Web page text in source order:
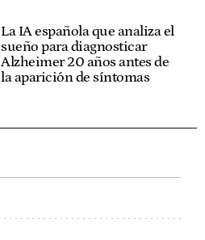
La IA española que analiza el
sueño para diagnosticar
Alzheimer 20 años antes de
la aparición de síntomas